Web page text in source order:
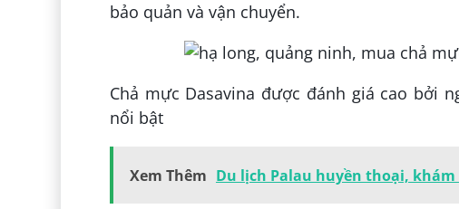
bảo quản và vận chuyển.
Chả mực Dasavina được đánh giá cao bởi
nổi bật
Xem Thêm Du lịch Palau huyền thoại,